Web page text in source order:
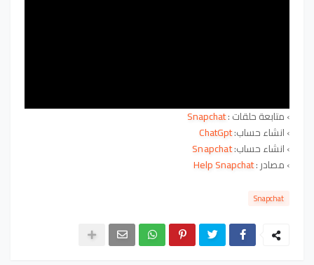
› متابعة حلقات :Snapchat
›انشاء حساب:ChatGpt
›انشاء حساب:Snapchat
› مصادر :Help Snapchat
Snapchat